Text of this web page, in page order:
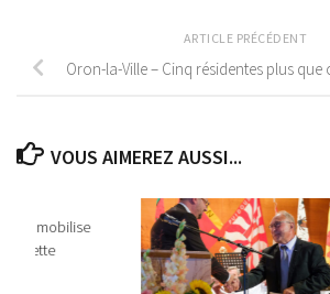
ARTICLE PRÉCÉDENT
Oron-la-Ville – Cinq résidentes plus que
VOUS AIMEREZ AUSSI...
mobilise
Villette